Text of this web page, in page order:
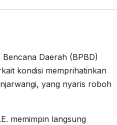
Daerah (BPBD)
kondisi memprihatinkan
yang nyaris roboh
memimpin langsung